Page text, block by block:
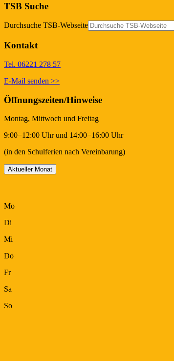
TSB Suche
Durchsuche TSB-Webseite
Kontakt
Tel. 06221 278 57
E-Mail senden >>
Öffnungszeiten/Hinweise
Montag, Mittwoch und Freitag
9:00−12:00 Uhr und 14:00−16:00 Uhr
(in den Schulferien nach Vereinbarung)
Aktueller Monat
Mo
Di
Mi
Do
Fr
Sa
So